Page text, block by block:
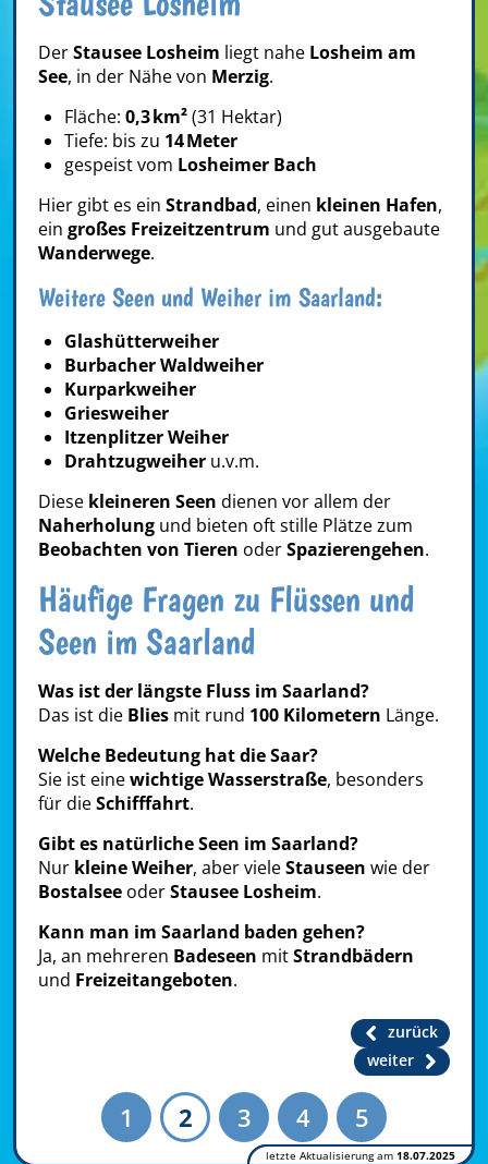
DerStausee Losheim liegt nahe Losheim am
See, in der Nähe von Merzig.
Fläche: 0,3 km²(31 Hektar)
Tiefe: bis zu 14 Meter
gespeist vom Losheimer Bach
Hier gibt es ein Strandbad, einen kleinen Hafen,
ein großes Freizeitzentrum und gut ausgebaute
Wanderwege.
Weitere Seen und Weiher im Saarland:
Glashütterweiher
Burbacher Waldweiher
Kurparkweiher
Griesweiher
Itzenplitzer Weiher
Drahtzugweiher u.v.m.
Diese kleineren Seen dienen vor allem der
Naherholung und bieten oft stille Plätze zum
Beobachten von Tieren oderSpazierengehen.
Häufige Fragen zu Flüssen und
Seen im Saarland
Was ist der längste Fluss im Saarland?
Das ist die Blies mit rund 100 Kilometern Länge.
Welche Bedeutung hat die Saar?
Sie ist einewichtige Wasserstraße, besonders
für dieSchifffahrt.
Gibt es natürliche Seen im Saarland?
Nur kleine Weiher, aber vieleStauseen wie der
Bostalsee oderStausee Losheim.
Kann man im Saarland baden gehen?
Ja, an mehreren Badeseen mitStrandbädern
und Freizeitangeboten.
zurück
weiter
1 2 3 4 5
letzte Aktualisierung am 18.07.2025